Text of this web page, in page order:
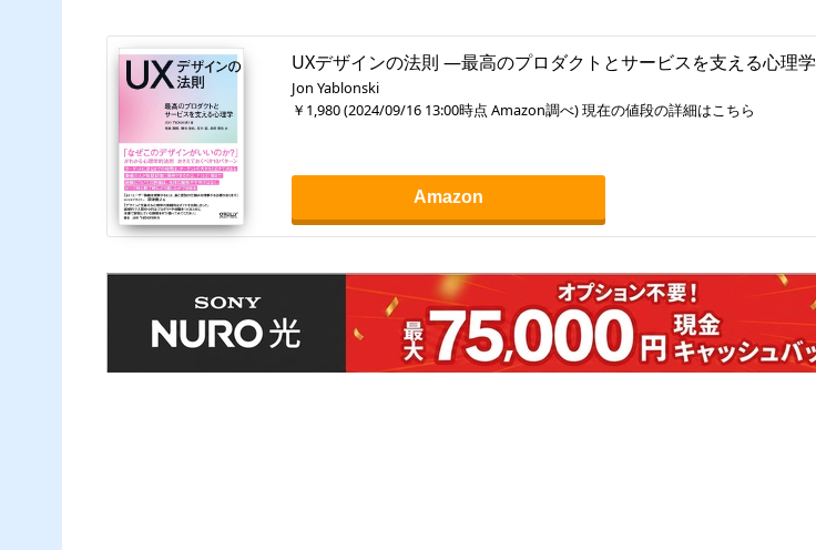
UXデザインの法則 ―最高のプロダクトとサービスを支える心理学
Jon Yablonski
￥1,980(2024/09/16 13:00時点 Amazon調べ) 現在の値段の詳細はこちら
Amazon